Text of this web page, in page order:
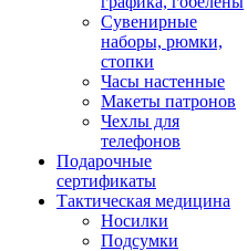
Сувенирные
наборы, рюмки,
стопки
Часы настенные
Макеты патронов
Чехлы для
телефонов
Подарочные
сертификаты
Тактическая медицина
Носилки
Подсумки